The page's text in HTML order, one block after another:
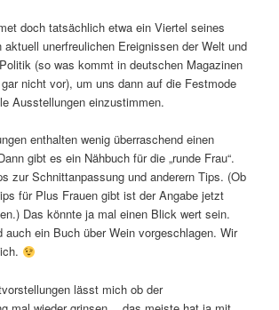
doch tatsächlich etwa ein Viertel seines
aktuell unerfreulichen Ereignissen der Welt und
(so was kommt in deutschen Magazinen
nicht vor), um uns dann auf die Festmode
Ausstellungen einzustimmen.
enthalten wenig überraschend einen
gibt es ein Nähbuch für die „runde Frau“.
zur Schnittanpassung und anderern Tips. (Ob
für Plus Frauen gibt ist der Angabe jetzt
Das könnte ja mal einen Blick wert sein.
auch ein Buch über Wein vorgeschlagen. Wir
lässt mich ob der